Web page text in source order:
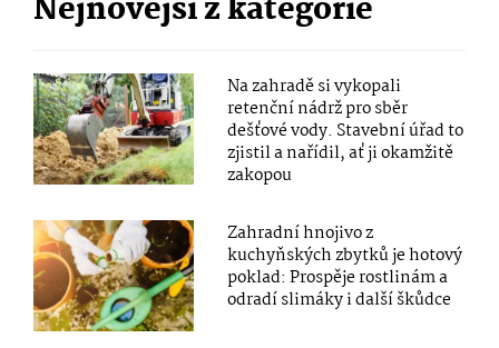
Nejnovější z kategorie
Na zahradě si vykopali
retenční nádrž pro sběr
dešťové vody. Stavební úřad to
zjistil a nařídil, ať ji okamžitě
zakopou
Zahradní hnojivo z
kuchyňských zbytků je hotový
poklad: Prospěje rostlinám a
odradí slimáky i další škůdce